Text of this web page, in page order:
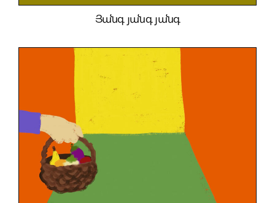
Յանգ յանգ յանգ